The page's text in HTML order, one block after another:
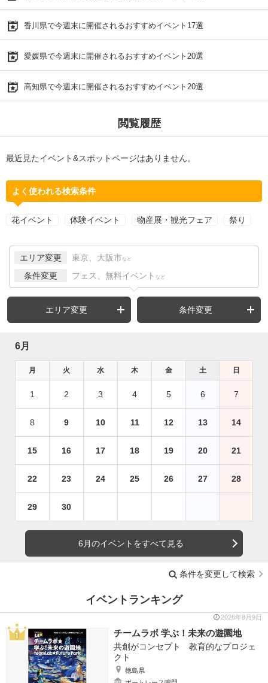
香川県で今週末に開催されるおすすめイベント17選
愛媛県で今週末に開催されるおすすめイベント20選
高知県で今週末に開催されるおすすめイベント20選
閲覧履歴
最近見たイベント&スポットページはありません。
よく使われる検索条件
花イベント 体験イベント 物産展・観光フェア 祭り
エリア変更 東京、大阪市 など
条件変更 フェス、無料イベント など
エリア変更 条件変更
6月
月 火 水 木 金 土 日
1 2 3 4 5 6 7
8 9 10 11 12 13 14
15 16 17 18 19 20 21
22 23 24 25 26 27 28
29 30
6月のイベントをすべて見る
条件を変更して検索
イベントランキング
2026年8月9日
チームラボ 学ぶ！未来の遊園地
共創がコンセプト 教育的なプロジェ
クト
徳島県